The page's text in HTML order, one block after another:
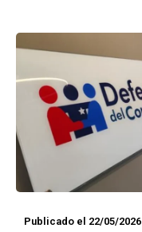
Publicado el 22/05/2026